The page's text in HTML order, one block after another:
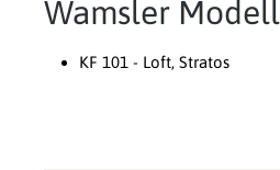
Wamsler
KF 101 - Loft, Stratos